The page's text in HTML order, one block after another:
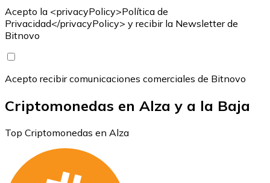
Acepto la <privacyPolicy>Política de
Privacidad</privacyPolicy> y recibir la Newsletter de
Bitnovo
Acepto recibir comunicaciones comerciales de Bitnovo
Criptomonedas en Alza y a la Baja
Top Criptomonedas en Alza